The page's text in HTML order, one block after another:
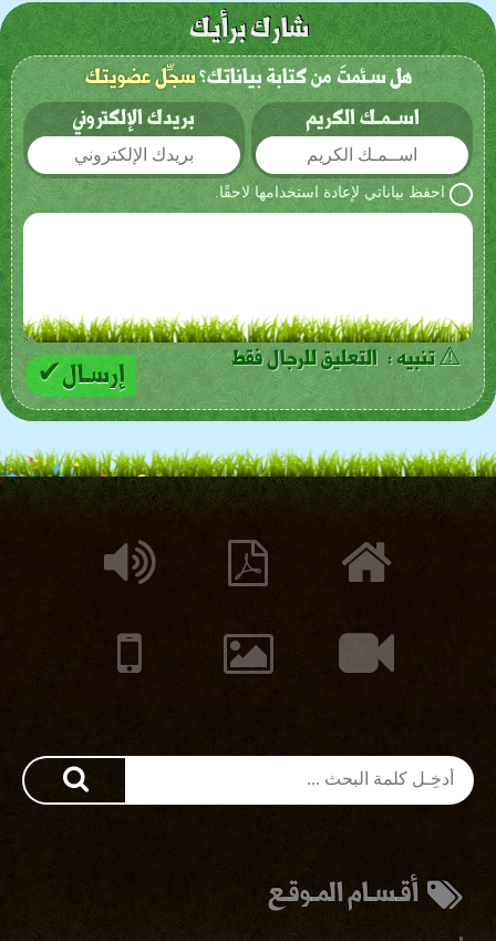
شارك برأيك
هل سـئمتَ من كتابة بياناتك؟سجِّل عضويتك
اســمـك الكريم
بريدك الإلكتروني
احفظ بياناتي لإعادة استخدامها لاحقًا.
⚠ تنبيه : التعليق للرجال فقط
أقـسـام المـوقـع